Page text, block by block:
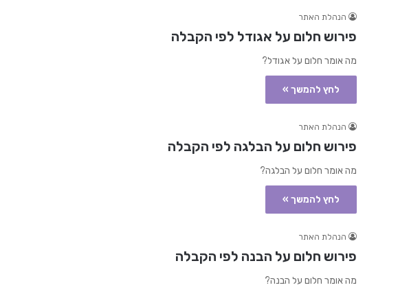
הנהלת האתר
פירוש חלום על אגודל לפי הקבלה
מה אומר חלום על אגודל?
לחץ להמשך »
הנהלת האתר
פירוש חלום על הבלגה לפי הקבלה
מה אומר חלום על הבלגה?
לחץ להמשך »
הנהלת האתר
פירוש חלום על הבנה לפי הקבלה
מה אומר חלום על הבנה?